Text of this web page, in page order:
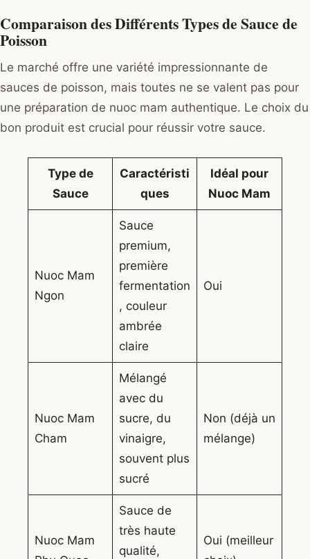
Comparaison des Différents Types de Sauce de
Poisson
Le marché offre une variété impressionnante de
sauces de poisson, mais toutes ne se valent pas pour
une préparation de nuoc mam authentique. Le choix du
bon produit est crucial pour réussir votre sauce.
Type de
Sauce
Caractéristi
ques
Idéal pour
Nuoc Mam
Nuoc Mam
Ngon
Sauce
premium,
première
fermentation
, couleur
ambrée
claire
Oui
Nuoc Mam
Cham
Mélangé
avec du
sucre, du
vinaigre,
souvent plus
sucré
Non (déjà un
mélange)
Nuoc Mam
Sauce de
très haute
qualité,
Oui (meilleur